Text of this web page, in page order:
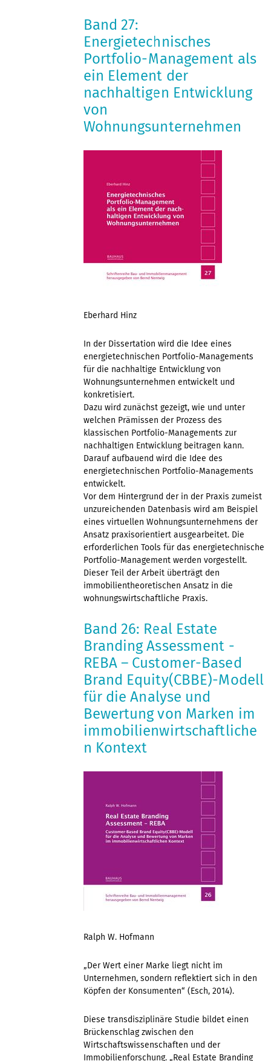
Band 27:
Energietechnisches
Portfolio-Management als
ein Element der
nachhaltigen Entwicklung
von
Wohnungsunternehmen
Eberhard Hinz
In der Dissertation wird die Idee eines
energietechnischen Portfolio-Managements
für die nachhaltige Entwicklung von
Wohnungsunternehmen entwickelt und
konkretisiert.
Dazu wird zunächst gezeigt, wie und unter
welchen Prämissen der Prozess des
klassischen Portfolio-Managements zur
nachhaltigen Entwicklung beitragen kann.
Darauf aufbauend wird die Idee des
energietechnischen Portfolio-Managements
entwickelt.
Vor dem Hintergrund der in der Praxis zumeist
unzureichenden Datenbasis wird am Beispiel
eines virtuellen Wohnungsunternehmens der
Ansatz praxisorientiert ausgearbeitet. Die
erforderlichen Tools für das energietechnische
Portfolio-Management werden vorgestellt.
Dieser Teil der Arbeit überträgt den
immobilientheoretischen Ansatz in die
wohnungswirtschaftliche Praxis.
Band 26: Real Estate
Branding Assessment -
REBA – Customer-Based
Brand Equity(CBBE)-Modell
für die Analyse und
Bewertung von Marken im
immobilienwirtschaftliche
n Kontext
Ralph W. Hofmann
„Der Wert einer Marke liegt nicht im
Unternehmen, sondern reflektiert sich in den
Köpfen der Konsumenten“ (Esch, 2014).
Diese transdisziplinäre Studie bildet einen
Brückenschlag zwischen den
Wirtschaftswissenschaften und der
Immobilienforschung. „Real Estate Branding